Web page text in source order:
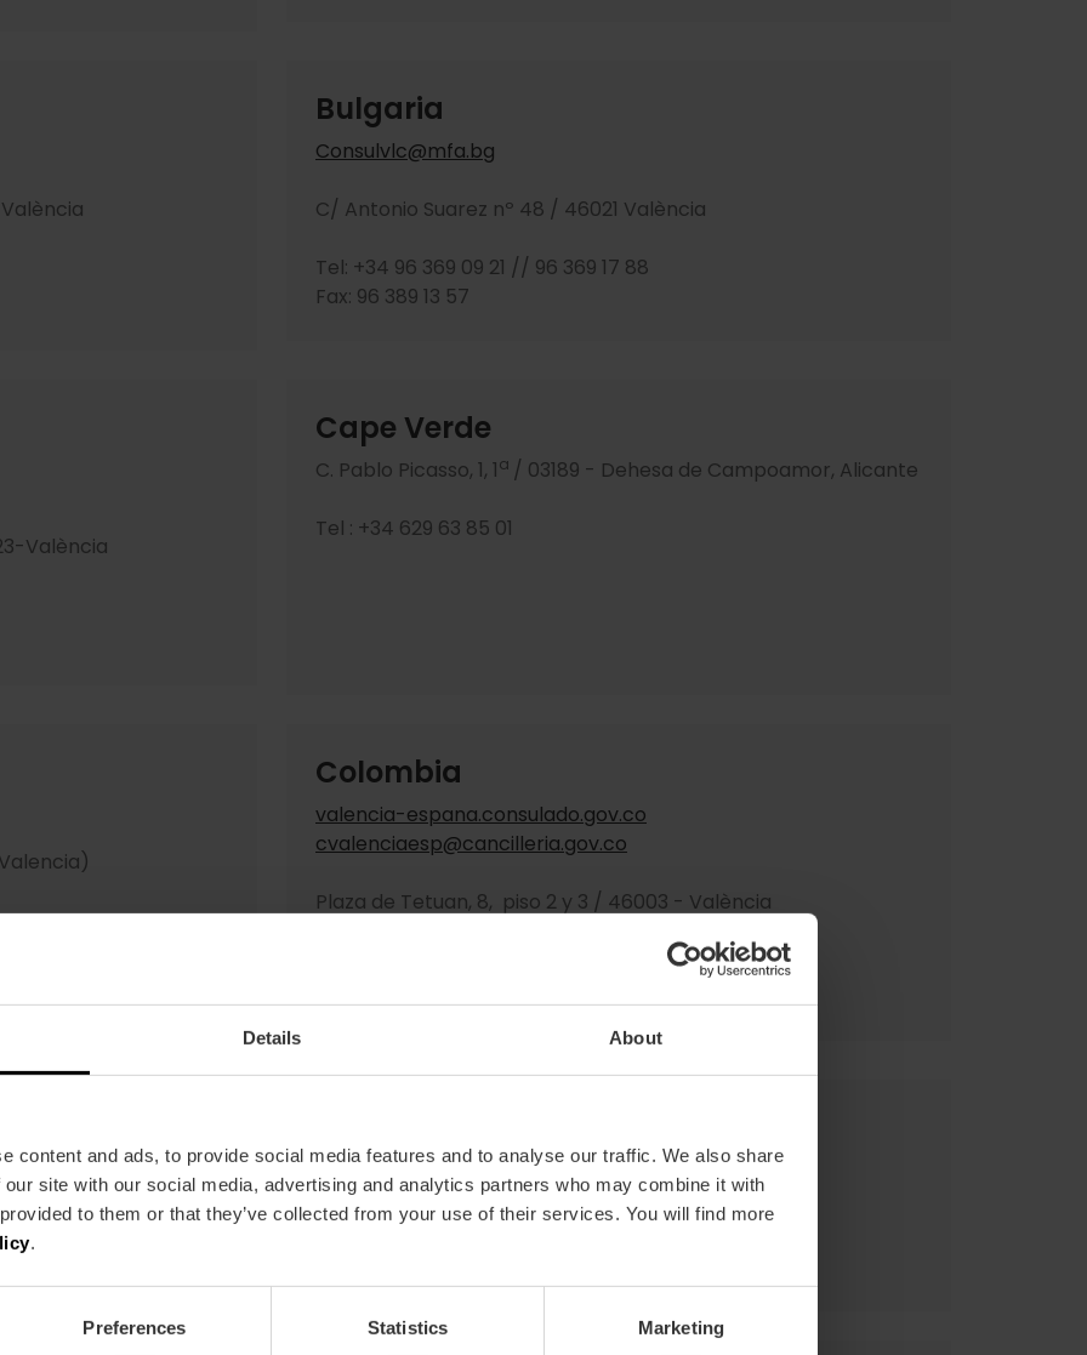
Details About
content and ads, to provide social media features and to analyse our traffic. We also share
site with our social media, advertising and analytics partners who may combine it with
to them or that they’ve collected from your use of their services. You will find more
.
Preferences Statistics Marketing
Bulgaria
Consulvlc@mfa.bg
C/ Antonio Suarez nº 48 / 46021 València
Tel: +34 96 369 09 21 // 96 369 17 88
Fax: 96 389 13 57
València
Cape Verde
C. Pablo Picasso, 1, 1a / 03189 - Dehesa de Campoamor, Alicante
Tel : +34 629 63 85 01
Colombia
valencia-espana.consulado.gov.co
cvalenciaesp@cancilleria.gov.co
Plaza de Tetuan, 8, piso 2 y 3 / 46003 - València
C/. Barón de Cáceres, 50 / 46009 - València
Tel. +34 963 944 700/01